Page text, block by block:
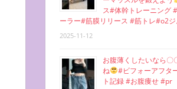
ス#体幹トレーニング
ーラー#筋膜リリース #筋トレ#o2
2025-11-12
お腹薄くしたいなら〇
ね
#ビフォーアフタ
ト記録 #お腹痩せ #pr